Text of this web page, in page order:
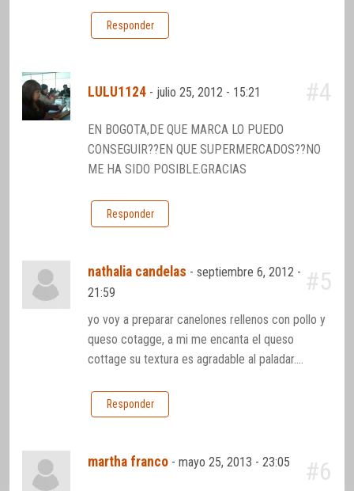
Responder
LULU1124 - julio 25, 2012 - 15:21 #4
EN BOGOTA,DE QUE MARCA LO PUEDO
CONSEGUIR??EN QUE SUPERMERCADOS??NO
ME HA SIDO POSIBLE.GRACIAS
Responder
nathalia candelas -septiembre 6, 2012 -
21:59
#5
yo voy a preparar canelones rellenos con pollo y
queso cotagge, a mi me encanta el queso
cottage su textura es agradable al paladar….
Responder
martha franco -mayo 25, 2013 - 23:05 #6